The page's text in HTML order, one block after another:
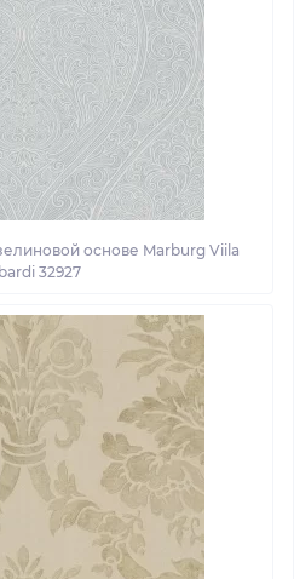
основе Marburg Viila
32927